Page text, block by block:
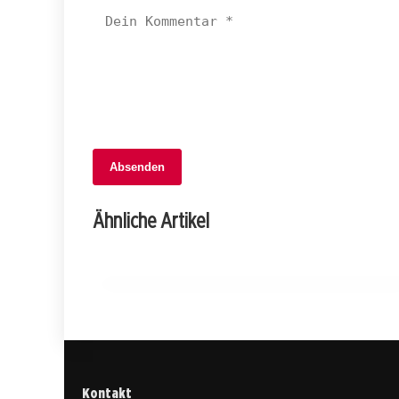
Absenden
Ähnliche Artikel
21. Mai 2025
Junger Mann mit Imitationswaffe in
Kontakt